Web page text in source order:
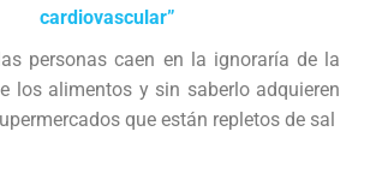
cardiovascular”
personas caen en la ignoraría de la
los alimentos y sin saberlo adquieren
que están repletos de sal